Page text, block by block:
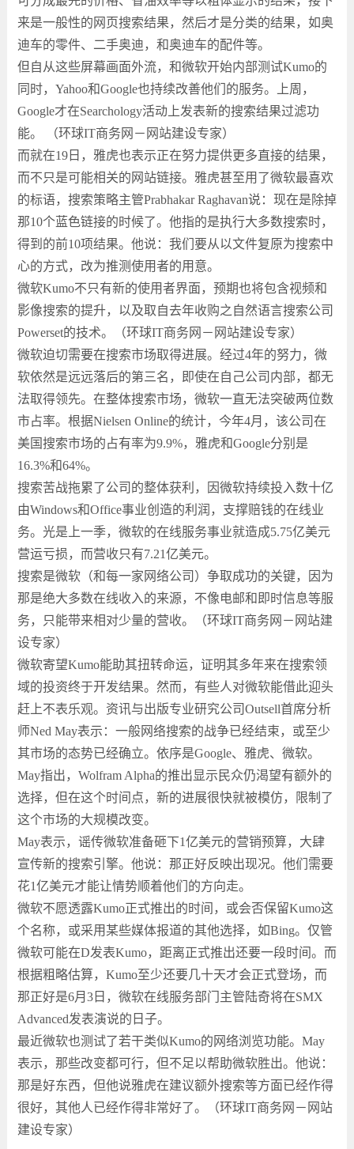
来是一般性的网页搜索结果，然后才是分类的结果，如奥
迪车的零件、二手奥迪，和奥迪车的配件等。
但自从这些屏幕画面外流，和微软开始内部测试Kumo的
同时，Yahoo和Google也持续改善他们的服务。上周，
Google才在Searchology活动上发表新的搜索结果过滤功
能。 （环球IT商务网－网站建设专家）
而就在19日，雅虎也表示正在努力提供更多直接的结果，
而不只是可能相关的网站链接。雅虎甚至用了微软最喜欢
的标语，搜索策略主管Prabhakar Raghavan说：现在是除掉
那10个蓝色链接的时候了。他指的是执行大多数搜索时，
得到的前10项结果。他说：我们要从以文件复原为搜索中
心的方式，改为推测使用者的用意。
微软Kumo不只有新的使用者界面，预期也将包含视频和
影像搜索的提升，以及取自去年收购之自然语言搜索公司
Powerset的技术。（环球IT商务网－网站建设专家）
微软迫切需要在搜索市场取得进展。经过4年的努力，微
软依然是远远落后的第三名，即使在自己公司内部，都无
法取得领先。在整体搜索市场，微软一直无法突破两位数
市占率。根据Nielsen Online的统计，今年4月，该公司在
美国搜索市场的占有率为9.9%，雅虎和Google分别是
16.3%和64%。
搜索苦战拖累了公司的整体获利，因微软持续投入数十亿
由Windows和Office事业创造的利润，支撑赔钱的在线业
务。光是上一季，微软的在线服务事业就造成5.75亿美元
营运亏损，而营收只有7.21亿美元。
搜索是微软（和每一家网络公司）争取成功的关键，因为
那是绝大多数在线收入的来源，不像电邮和即时信息等服
务，只能带来相对少量的营收。（环球IT商务网－网站建
设专家）
微软寄望Kumo能助其扭转命运，证明其多年来在搜索领
域的投资终于开发结果。然而，有些人对微软能借此迎头
赶上不表乐观。资讯与出版专业研究公司Outsell首席分析
师Ned May表示：一般网络搜索的战争已经结束，或至少
其市场的态势已经确立。依序是Google、雅虎、微软。
May指出，Wolfram Alpha的推出显示民众仍渴望有额外的
选择，但在这个时间点，新的进展很快就被模仿，限制了
这个市场的大规模改变。
May表示，谣传微软准备砸下1亿美元的营销预算，大肆
宣传新的搜索引擎。他说：那正好反映出现况。他们需要
花1亿美元才能让情势顺着他们的方向走。
微软不愿透露Kumo正式推出的时间，或会否保留Kumo这
个名称，或采用某些媒体报道的其他选择，如Bing。仅管
微软可能在D发表Kumo，距离正式推出还要一段时间。而
根据粗略估算，Kumo至少还要几十天才会正式登场，而
那正好是6月3日，微软在线服务部门主管陆奇将在SMX
Advanced发表演说的日子。
最近微软也测试了若干类似Kumo的网络浏览功能。May
表示，那些改变都可行，但不足以帮助微软胜出。他说：
那是好东西，但他说雅虎在建议额外搜索等方面已经作得
很好，其他人已经作得非常好了。（环球IT商务网－网站
建设专家）